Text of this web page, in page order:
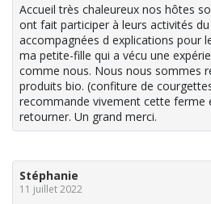
Accueil très chaleureux nos hôtes
ont fait participer à leurs activités
accompagnées d explications pour
ma petite-fille qui a vécu une
comme nous. Nous nous sommes
produits bio. (confiture de
recommande vivement cette ferme
retourner. Un grand merci.
Stéphanie
11 juillet 2022